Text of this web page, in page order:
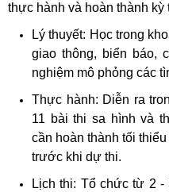
thực hành và hoàn thành kỳ
Lý thuyết: Học trong
giao thông, biển báo,
nghiệm mô phỏng các
Thực hành: Diễn ra
11 bài thi sa hình và
cần hoàn thành tối
trước khi dự thi.
Lịch thi: Tổ chức từ 2